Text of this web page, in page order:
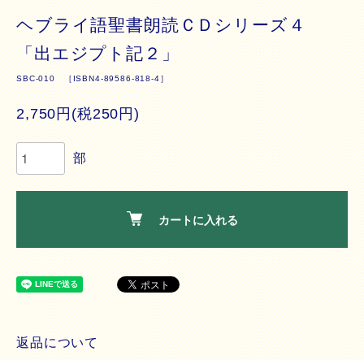
ヘブライ語聖書朗読ＣＤシリーズ４
「出エジプト記２」
SBC-010 ［ISBN4-89586-818-4］
2,750円(税250円)
部
カートに入れる
返品について